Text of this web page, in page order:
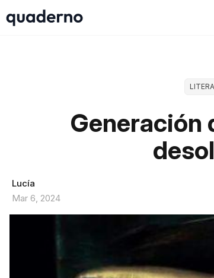
Generación
Lucía
Mar 6, 2024